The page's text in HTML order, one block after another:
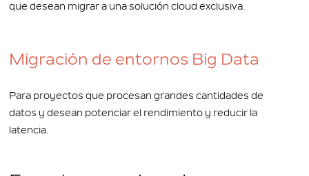
que desean migrar a una solución cloud exclusiva.
Migración de entornos Big Data
Para proyectos que procesan grandes cantidades de
datos y desean potenciar el rendimiento y reducir la
latencia.